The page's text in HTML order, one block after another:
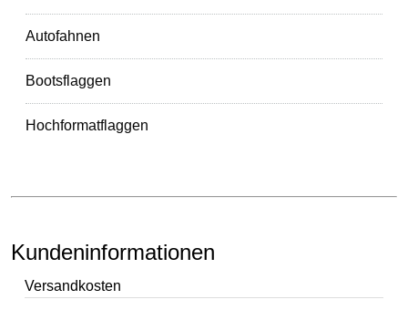
Autofahnen
Bootsflaggen
Hochformatflaggen
Kundeninformationen
Versandkosten